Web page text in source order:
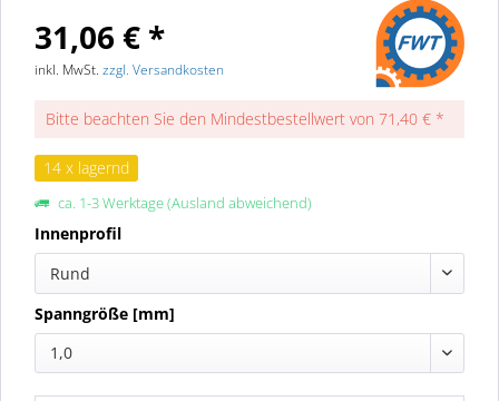
31,06 € *
inkl. MwSt. zzgl. Versandkosten
Bitte beachten Sie den Mindestbestellwert von 71,40 € *
14 x lagernd
ca. 1-3 Werktage (Ausland abweichend)
Innenprofil
Rund
Spanngröße [mm]
1,0